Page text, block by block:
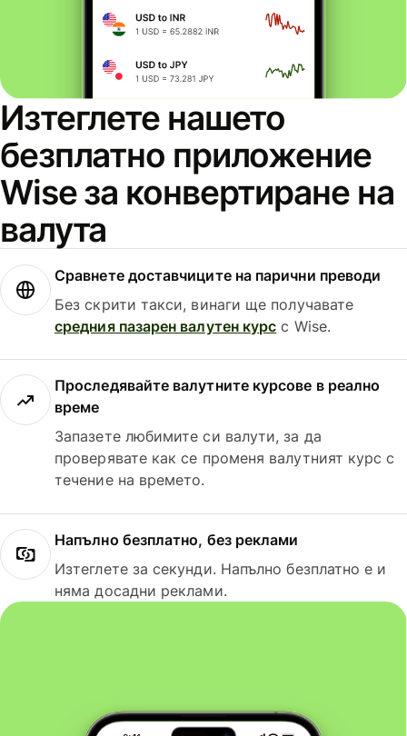
Изтеглете нашето
безплатно приложение
Wise за конвертиране на
валута
Сравнете доставчиците на парични преводи
Без скрити такси, винаги ще получавате
средния пазарен валутен курс с Wise.
Проследявайте валутните курсове в реално
време
Запазете любимите си валути, за да
проверявате как се променя валутният курс с
течение на времето.
Напълно безплатно, без реклами
Изтеглете за секунди. Напълно безплатно е и
няма досадни реклами.